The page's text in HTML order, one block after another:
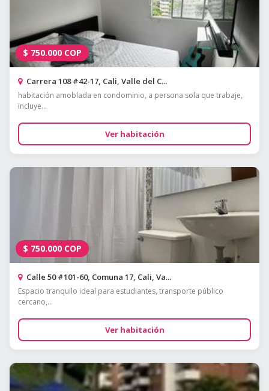
$ 750.000 COP
Carrera 108 #42-17, Cali, Valle del C...
habitación amoblada en condominio, a persona sola que trabaje,
incluye...
Ver habitación
$ 750.000 COP
Calle 50 #101-60, Comuna 17, Cali, Va...
Espacio tranquilo ideal para estudiantes, transporte público
cercano,...
Ver habitación